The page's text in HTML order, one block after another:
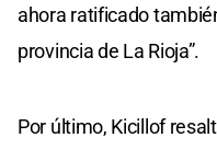
ahora ratificado
provincia de La Rioja”.
Por último, Kicillof